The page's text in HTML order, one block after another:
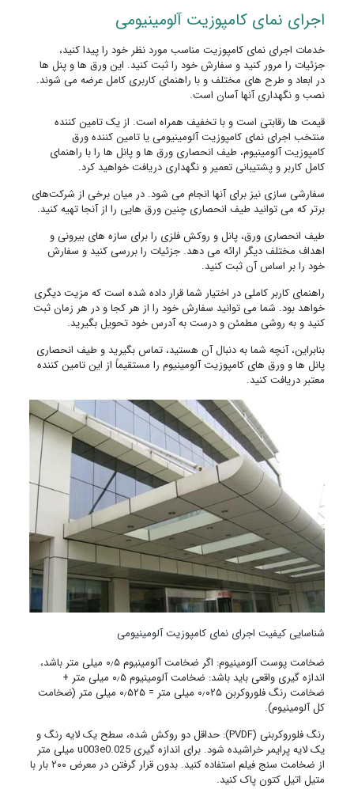
اجرای نمای کامپوزیت آلومینیومی
خدمات اجرای نمای کامپوزیت مناسب مورد نظر خود را پیدا کنید،
جزئیات را مرور کنید و سفارش خود را ثبت کنید. این ورق ها و پنل ها
در ابعاد و طرح های مختلف و با راهنمای کاربری کامل عرضه می شوند.
نصب و نگهداری آنها آسان است.
قیمت ها رقابتی است و با تخفیف همراه است. از یک تامین کننده
منتخب اجرای نمای کامپوزیت آلومینیومی یا تامین کننده ورق
کامپوزیت آلومینیوم، طیف انحصاری ورق ها و پانل ها را با راهنمای
کامل کاربر و پشتیبانی تعمیر و نگهداری دریافت خواهید کرد.
سفارشی سازی نیز برای آنها انجام می شود. در میان برخی از شرکت‌های
برتر که می ‌توانید طیف انحصاری چنین ورق‌ هایی را از آنجا تهیه کنید.
طیف انحصاری ورق، پانل و روکش فلزی را برای سازه های بیرونی و
اهداف مختلف دیگر ارائه می دهد. جزئیات را بررسی کنید و سفارش
خود را بر اساس آن ثبت کنید.
راهنمای کاربر کاملی در اختیار شما قرار داده شده است که مزیت دیگری
خواهد بود. شما می توانید سفارش خود را از هر کجا و در هر زمان ثبت
کنید و به روشی مطمئن و درست به آدرس خود تحویل بگیرید.
بنابراین، آنچه شما به دنبال آن هستید، تماس بگیرید و طیف انحصاری
پانل ها و ورق های کامپوزیت آلومینیوم را مستقیماً از این تامین کننده
معتبر دریافت کنید.
شناسایی کیفیت اجرای نمای کامپوزیت آلومینیومی
ضخامت پوست آلومینیوم: اگر ضخامت آلومینیوم ۰٫۵ میلی متر باشد،
اندازه گیری واقعی باید باشد: ضخامت آلومینیوم ۰٫۵ میلی متر +
ضخامت رنگ فلوروکربن ۰٫۰۲۵ میلی متر = ۰٫۵۲۵ میلی متر (ضخامت
کل آلومینیوم).
رنگ فلوروکربنی (PVDF): حداقل دو روکش شده، سطح یک لایه رنگ و
یک لایه پرایمر خراشیده شود. برای اندازه گیری u003e0.025 میلی متر
از ضخامت سنج فیلم استفاده کنید. بدون قرار گرفتن در معرض ۲۰۰ بار با
متیل اتیل کتون پاک کنید.